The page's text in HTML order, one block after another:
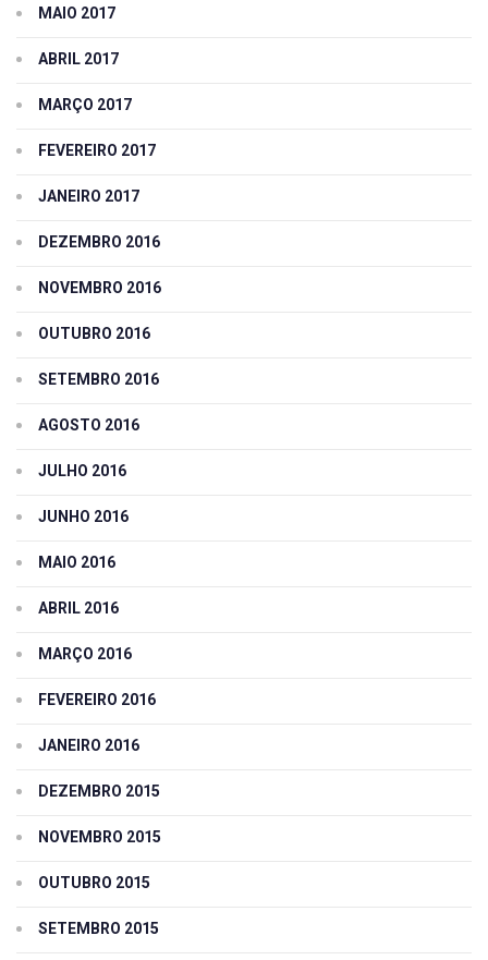
MAIO 2017
ABRIL 2017
MARÇO 2017
FEVEREIRO 2017
JANEIRO 2017
DEZEMBRO 2016
NOVEMBRO 2016
OUTUBRO 2016
SETEMBRO 2016
AGOSTO 2016
JULHO 2016
JUNHO 2016
MAIO 2016
ABRIL 2016
MARÇO 2016
FEVEREIRO 2016
JANEIRO 2016
DEZEMBRO 2015
NOVEMBRO 2015
OUTUBRO 2015
SETEMBRO 2015